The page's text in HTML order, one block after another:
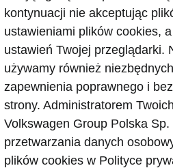
wzrost
wysoką sprzedaż na
2025 roku marka dostarczyła
o 5,77% w porównaniu do
silną pozycję produktów i
kontynuacji nie akceptując
ustawieniami plików cookies,
ustawień Twojej przeglądarki.
używamy również
zapewnienia poprawnego i
strony. Administratorem
Volkswagen Group Polska
przetwarzania danych
plików cookies w Polityce